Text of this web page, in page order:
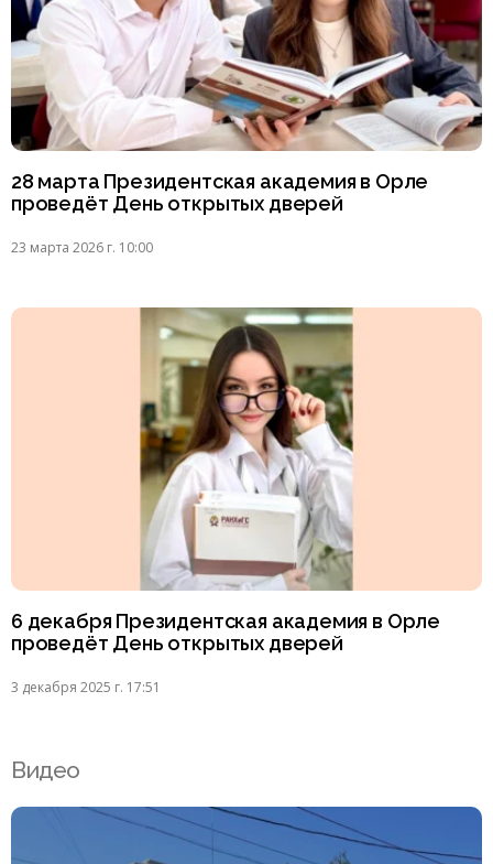
28 марта Президентская академия в Орле
проведёт День открытых дверей
23 марта 2026 г. 10:00
6 декабря Президентская академия в Орле
проведёт День открытых дверей
3 декабря 2025 г. 17:51
Видео